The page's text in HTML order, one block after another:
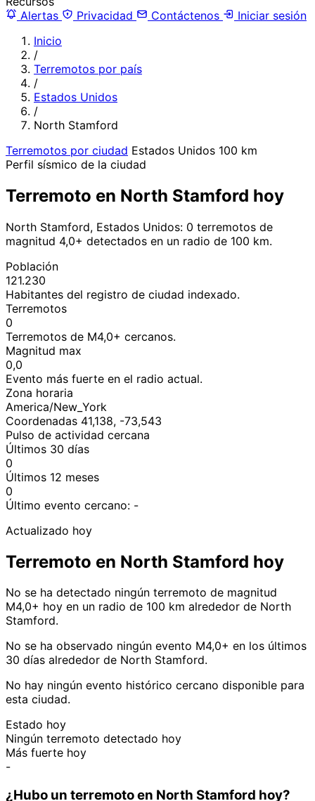
Alertas
Privacidad Contáctenos
Iniciar sesión
Inicio
/
Terremotos por país
/
Estados Unidos
/
North Stamford
Terremotos por ciudad Estados Unidos 100 km
Perfil sísmico de la ciudad
Terremoto en North Stamford hoy
North Stamford, Estados Unidos: 0 terremotos de
magnitud 4,0+ detectados en un radio de 100 km.
Población
121.230
Habitantes del registro de ciudad indexado.
Terremotos
0
Terremotos de M4,0+ cercanos.
Magnitud max
0,0
Evento más fuerte en el radio actual.
Zona horaria
America/New_York
Coordenadas 41,138, -73,543
Pulso de actividad cercana
Últimos 30 días
0
Últimos 12 meses
0
Último evento cercano: -
Actualizado hoy
Terremoto en North Stamford hoy
No se ha detectado ningún terremoto de magnitud
M4,0+ hoy en un radio de 100 km alrededor de North
Stamford.
No se ha observado ningún evento M4,0+ en los últimos
30 días alrededor de North Stamford.
No hay ningún evento histórico cercano disponible para
esta ciudad.
Estado hoy
Ningún terremoto detectado hoy
Más fuerte hoy
-
¿Hubo un terremoto en North Stamford hoy?